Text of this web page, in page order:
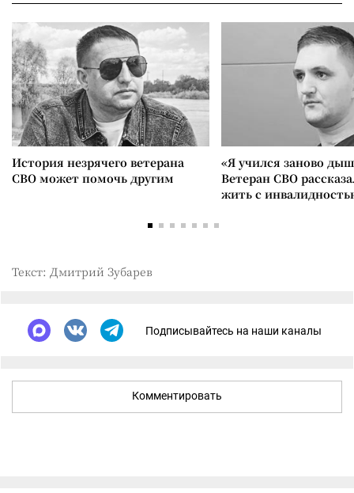
История незрячего ветерана
СВО может помочь другим
«Я учился заново
Ветеран СВО
жить с
Текст: Дмитрий Зубарев
Подписывайтесь на наши каналы
Комментировать